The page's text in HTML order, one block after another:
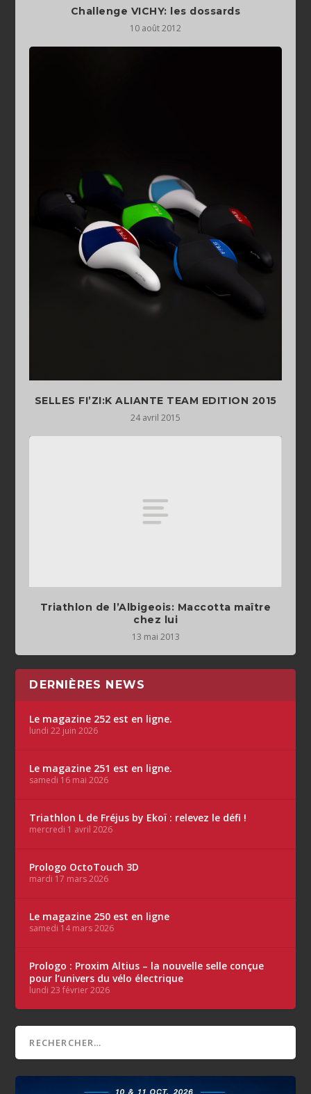
Challenge VICHY: les dossards
10 août 2012
SELLES FI’ZI:K ALIANTE TEAM EDITION 2015
24 avril 2015
Triathlon de l’Albigeois: Maccotta maître
chez lui
13 mai 2013
DERNIÈRES NEWS
Le magazine 252 est en ligne.
lundi 22 juin 2026
Le magazine 251 est en ligne.
samedi 16 mai 2026
Triathlon L de Fréjus by Ekoï : relevez le défi !
mercredi 1 avril 2026
Prologo OctoTouch 3D
mardi 17 mars 2026
Le magazine 250 est en ligne
samedi 14 mars 2026
Prologo : Proxim Altius – la nouvelle selle conçue
pour l’univers du vélo électrique
lundi 23 février 2026